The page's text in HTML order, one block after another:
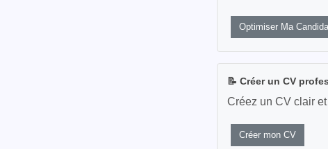
Optimiser Ma
📝 Créer un CV
Créez un CV clair
Créer mon CV